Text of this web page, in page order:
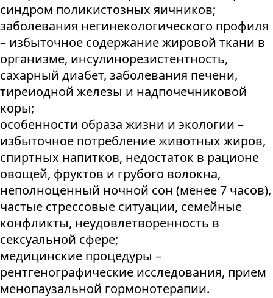
синдром поликистозных яичников;
заболевания негинекологического профиля
– избыточное содержание жировой ткани в
организме, инсулинорезистентность,
сахарный диабет, заболевания печени,
тиреиодной железы и надпочечниковой
коры;
особенности образа жизни и экологии –
избыточное потребление животных жиров,
спиртных напитков, недостаток в рационе
овощей, фруктов и грубого волокна,
неполноценный ночной сон (менее 7 часов),
частые стрессовые ситуации, семейные
конфликты, неудовлетворенность в
сексуальной сфере;
медицинские процедуры –
рентгенографические исследования, прием
менопаузальной гормонотерапии.